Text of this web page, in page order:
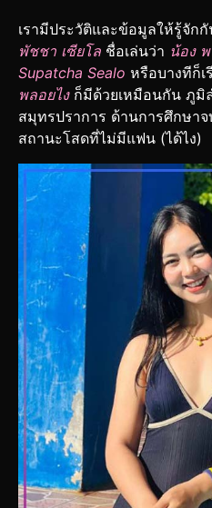
เรามีประวัติและข้อมูลให้รู้จัก
พัชชา เซียโล ชื่อเล่นว่า น้อง
Supatcha Sealo หรือบางทีก็เ
พลอยไงก็มีด้วยเหมือนกัน ภูมิ
สมุทรปราการ ด้านการศึกษา
สถานะโสดที่ไม่มีแฟน (ได้ไง)